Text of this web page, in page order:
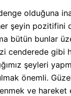
denge olduğuna
şeyin pozitifini
bütün bunlar
cenderede gibi
şeyleri
önemli.
ve hareket